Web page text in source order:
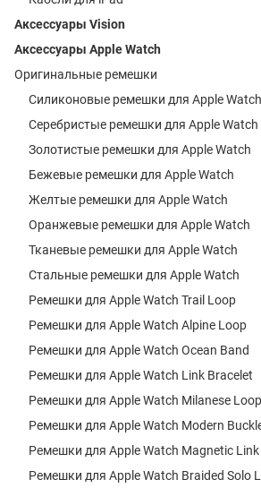
Аксессуары Vision
Аксессуары Apple Watch
Оригинальные ремешки
Силиконовые ремешки для Apple Watch
Серебристые ремешки для Apple Watch
Золотистые ремешки для Apple Watch
Бежевые ремешки для Apple Watch
Желтые ремешки для Apple Watch
Оранжевые ремешки для Apple Watch
Тканевые ремешки для Apple Watch
Стальные ремешки для Apple Watch
Ремешки для Apple Watch Trail Loop
Ремешки для Apple Watch Alpine Loop
Ремешки для Apple Watch Ocean Band
Ремешки для Apple Watch Link Bracelet
Ремешки для Apple Watch Milanese Loop
Ремешки для Apple Watch Modern
Ремешки для Apple Watch Magnetic Link
Ремешки для Apple Watch Braided Solo